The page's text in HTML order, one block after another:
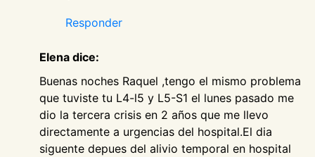
Responder
Elena dice:
Buenas noches Raquel ,tengo el mismo problema
que tuviste tu L4-l5 y L5-S1 el lunes pasado me
dio la tercera crisis en 2 años que me llevo
directamente a urgencias del hospital.El dia
siguente depues del alivio temporal en hospital